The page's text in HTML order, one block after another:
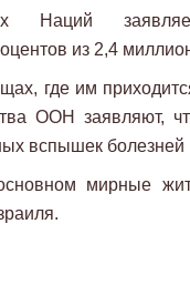
Наций
из 2,4
где им
ООН заявляют,
вспышек болезней
мирные